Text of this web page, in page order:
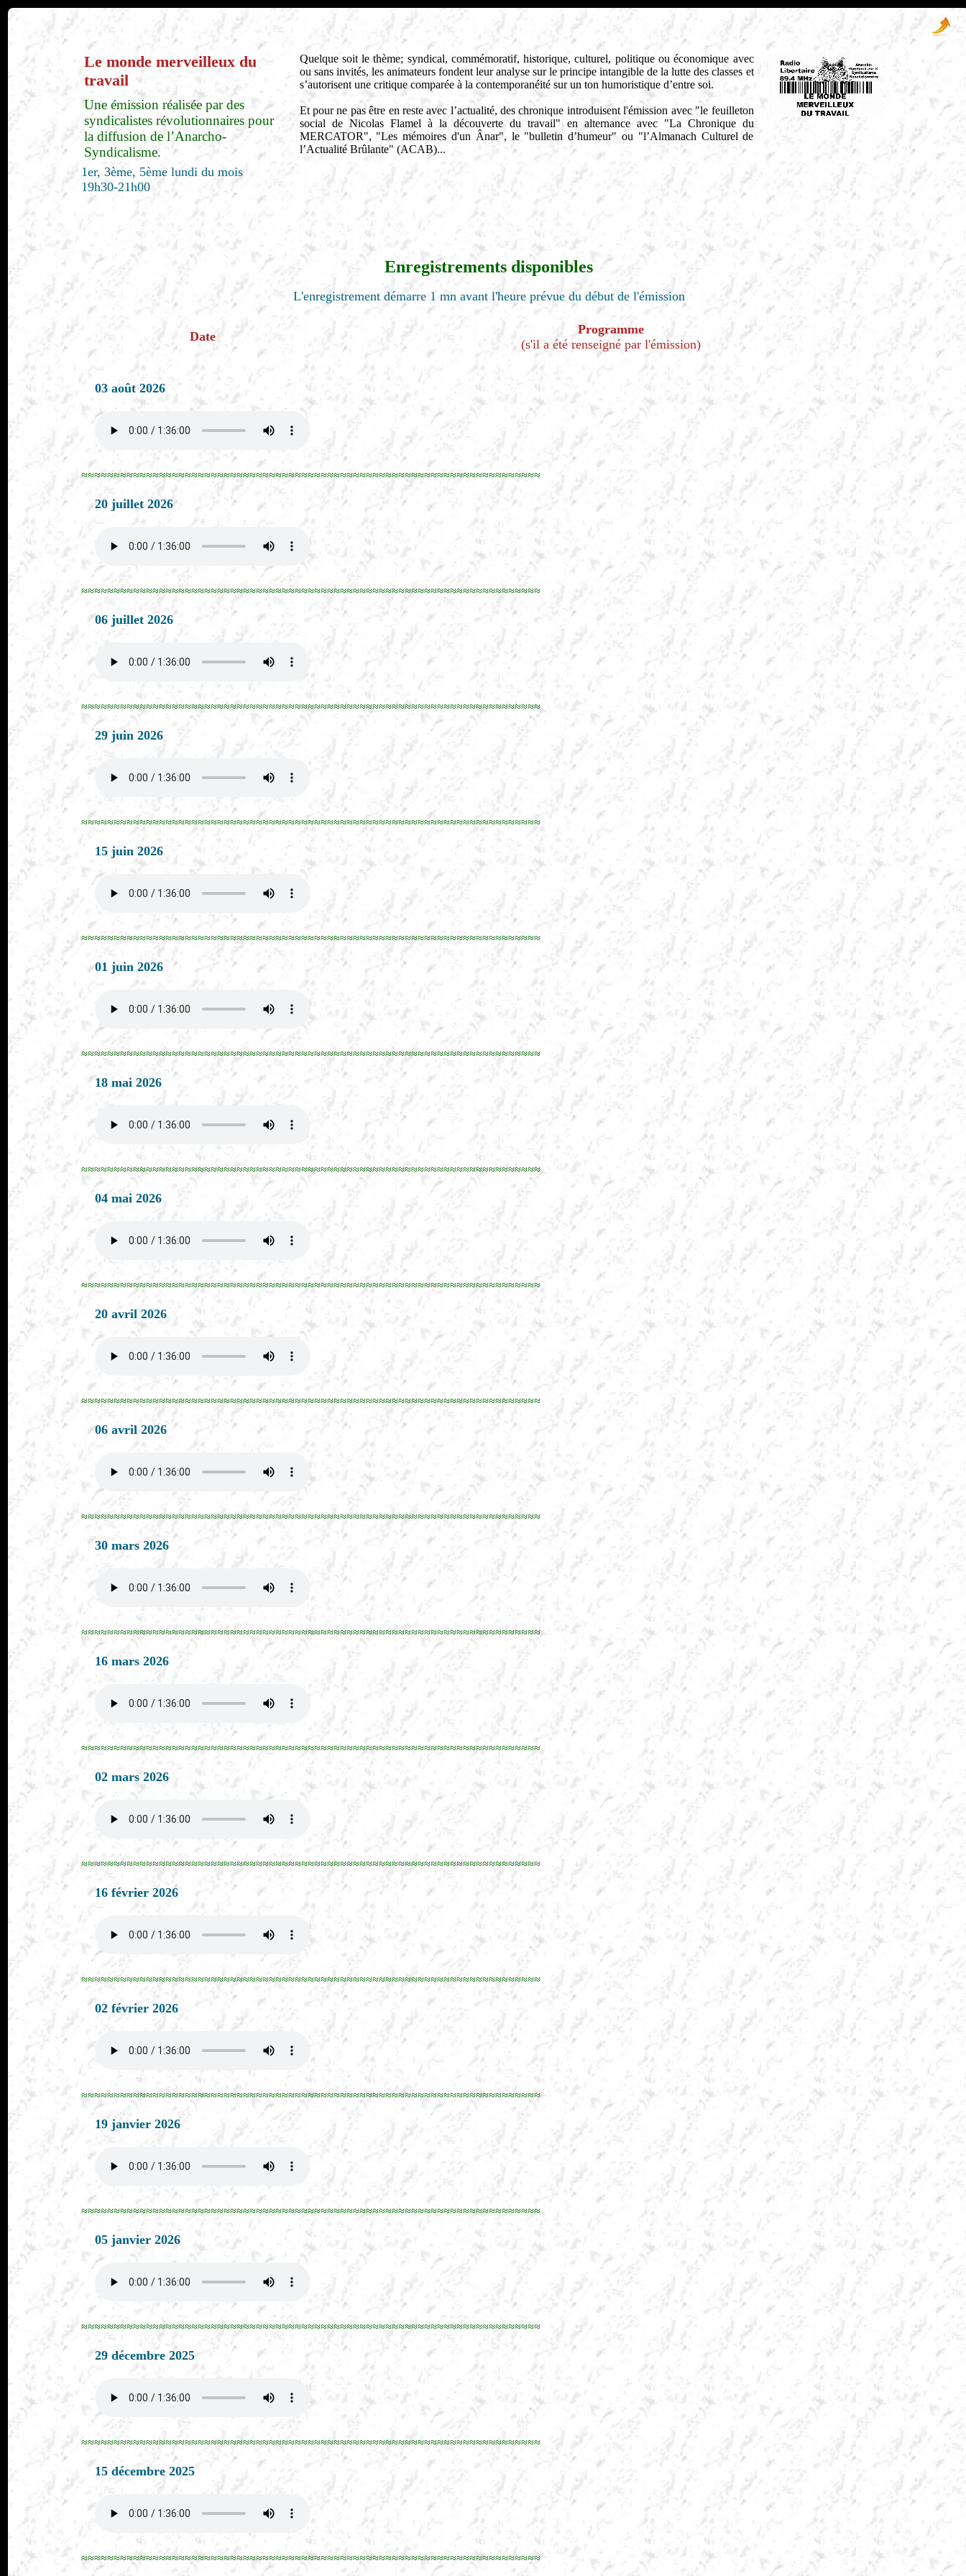
Le monde merveilleux du
travail
Quelque soit le thème; syndical, commémoratif, historique, culturel, politique ou économique avec
ou sans invités, les animateurs fondent leur analyse sur le principe intangible de la lutte des classes et
s’autorisent une critique comparée à la contemporanéité sur un ton humoristique d’entre soi.
Et pour ne pas être en reste avec l’actualité, des chronique introduisent l'émission avec "le feuilleton
social de Nicolas Flamel à la découverte du travail" en alternance avec "La Chronique du
MERCATOR", "Les mémoires d'un Ânar", le "bulletin d’humeur" ou "l’Almanach Culturel de
l’Actualité Brûlante" (ACAB)...
Une émission réalisée par des
syndicalistes révolutionnaires pour
la diffusion de l’Anarcho-
Syndicalisme.
1er, 3ème, 5ème lundi du mois
19h30-21h00
Enregistrements disponibles
L'enregistrement démarre 1 mn avant l'heure prévue du début de l'émission
Date
Programme
(s'il a été renseigné par l'émission)
03 août 2026
≈≈≈≈≈≈≈≈≈≈≈≈≈≈≈≈≈≈≈≈≈≈≈≈≈≈≈≈≈≈≈≈≈≈≈≈≈≈≈≈≈≈≈≈≈≈≈≈≈≈≈≈≈≈≈≈≈≈≈≈≈≈≈≈≈≈≈≈≈≈≈
20 juillet 2026
≈≈≈≈≈≈≈≈≈≈≈≈≈≈≈≈≈≈≈≈≈≈≈≈≈≈≈≈≈≈≈≈≈≈≈≈≈≈≈≈≈≈≈≈≈≈≈≈≈≈≈≈≈≈≈≈≈≈≈≈≈≈≈≈≈≈≈≈≈≈≈
06 juillet 2026
≈≈≈≈≈≈≈≈≈≈≈≈≈≈≈≈≈≈≈≈≈≈≈≈≈≈≈≈≈≈≈≈≈≈≈≈≈≈≈≈≈≈≈≈≈≈≈≈≈≈≈≈≈≈≈≈≈≈≈≈≈≈≈≈≈≈≈≈≈≈≈
29 juin 2026
≈≈≈≈≈≈≈≈≈≈≈≈≈≈≈≈≈≈≈≈≈≈≈≈≈≈≈≈≈≈≈≈≈≈≈≈≈≈≈≈≈≈≈≈≈≈≈≈≈≈≈≈≈≈≈≈≈≈≈≈≈≈≈≈≈≈≈≈≈≈≈
15 juin 2026
≈≈≈≈≈≈≈≈≈≈≈≈≈≈≈≈≈≈≈≈≈≈≈≈≈≈≈≈≈≈≈≈≈≈≈≈≈≈≈≈≈≈≈≈≈≈≈≈≈≈≈≈≈≈≈≈≈≈≈≈≈≈≈≈≈≈≈≈≈≈≈
01 juin 2026
≈≈≈≈≈≈≈≈≈≈≈≈≈≈≈≈≈≈≈≈≈≈≈≈≈≈≈≈≈≈≈≈≈≈≈≈≈≈≈≈≈≈≈≈≈≈≈≈≈≈≈≈≈≈≈≈≈≈≈≈≈≈≈≈≈≈≈≈≈≈≈
18 mai 2026
≈≈≈≈≈≈≈≈≈≈≈≈≈≈≈≈≈≈≈≈≈≈≈≈≈≈≈≈≈≈≈≈≈≈≈≈≈≈≈≈≈≈≈≈≈≈≈≈≈≈≈≈≈≈≈≈≈≈≈≈≈≈≈≈≈≈≈≈≈≈≈
04 mai 2026
≈≈≈≈≈≈≈≈≈≈≈≈≈≈≈≈≈≈≈≈≈≈≈≈≈≈≈≈≈≈≈≈≈≈≈≈≈≈≈≈≈≈≈≈≈≈≈≈≈≈≈≈≈≈≈≈≈≈≈≈≈≈≈≈≈≈≈≈≈≈≈
20 avril 2026
≈≈≈≈≈≈≈≈≈≈≈≈≈≈≈≈≈≈≈≈≈≈≈≈≈≈≈≈≈≈≈≈≈≈≈≈≈≈≈≈≈≈≈≈≈≈≈≈≈≈≈≈≈≈≈≈≈≈≈≈≈≈≈≈≈≈≈≈≈≈≈
06 avril 2026
≈≈≈≈≈≈≈≈≈≈≈≈≈≈≈≈≈≈≈≈≈≈≈≈≈≈≈≈≈≈≈≈≈≈≈≈≈≈≈≈≈≈≈≈≈≈≈≈≈≈≈≈≈≈≈≈≈≈≈≈≈≈≈≈≈≈≈≈≈≈≈
30 mars 2026
≈≈≈≈≈≈≈≈≈≈≈≈≈≈≈≈≈≈≈≈≈≈≈≈≈≈≈≈≈≈≈≈≈≈≈≈≈≈≈≈≈≈≈≈≈≈≈≈≈≈≈≈≈≈≈≈≈≈≈≈≈≈≈≈≈≈≈≈≈≈≈
16 mars 2026
≈≈≈≈≈≈≈≈≈≈≈≈≈≈≈≈≈≈≈≈≈≈≈≈≈≈≈≈≈≈≈≈≈≈≈≈≈≈≈≈≈≈≈≈≈≈≈≈≈≈≈≈≈≈≈≈≈≈≈≈≈≈≈≈≈≈≈≈≈≈≈
02 mars 2026
≈≈≈≈≈≈≈≈≈≈≈≈≈≈≈≈≈≈≈≈≈≈≈≈≈≈≈≈≈≈≈≈≈≈≈≈≈≈≈≈≈≈≈≈≈≈≈≈≈≈≈≈≈≈≈≈≈≈≈≈≈≈≈≈≈≈≈≈≈≈≈
16 février 2026
≈≈≈≈≈≈≈≈≈≈≈≈≈≈≈≈≈≈≈≈≈≈≈≈≈≈≈≈≈≈≈≈≈≈≈≈≈≈≈≈≈≈≈≈≈≈≈≈≈≈≈≈≈≈≈≈≈≈≈≈≈≈≈≈≈≈≈≈≈≈≈
02 février 2026
≈≈≈≈≈≈≈≈≈≈≈≈≈≈≈≈≈≈≈≈≈≈≈≈≈≈≈≈≈≈≈≈≈≈≈≈≈≈≈≈≈≈≈≈≈≈≈≈≈≈≈≈≈≈≈≈≈≈≈≈≈≈≈≈≈≈≈≈≈≈≈
19 janvier 2026
≈≈≈≈≈≈≈≈≈≈≈≈≈≈≈≈≈≈≈≈≈≈≈≈≈≈≈≈≈≈≈≈≈≈≈≈≈≈≈≈≈≈≈≈≈≈≈≈≈≈≈≈≈≈≈≈≈≈≈≈≈≈≈≈≈≈≈≈≈≈≈
05 janvier 2026
≈≈≈≈≈≈≈≈≈≈≈≈≈≈≈≈≈≈≈≈≈≈≈≈≈≈≈≈≈≈≈≈≈≈≈≈≈≈≈≈≈≈≈≈≈≈≈≈≈≈≈≈≈≈≈≈≈≈≈≈≈≈≈≈≈≈≈≈≈≈≈
29 décembre 2025
≈≈≈≈≈≈≈≈≈≈≈≈≈≈≈≈≈≈≈≈≈≈≈≈≈≈≈≈≈≈≈≈≈≈≈≈≈≈≈≈≈≈≈≈≈≈≈≈≈≈≈≈≈≈≈≈≈≈≈≈≈≈≈≈≈≈≈≈≈≈≈
15 décembre 2025
≈≈≈≈≈≈≈≈≈≈≈≈≈≈≈≈≈≈≈≈≈≈≈≈≈≈≈≈≈≈≈≈≈≈≈≈≈≈≈≈≈≈≈≈≈≈≈≈≈≈≈≈≈≈≈≈≈≈≈≈≈≈≈≈≈≈≈≈≈≈≈